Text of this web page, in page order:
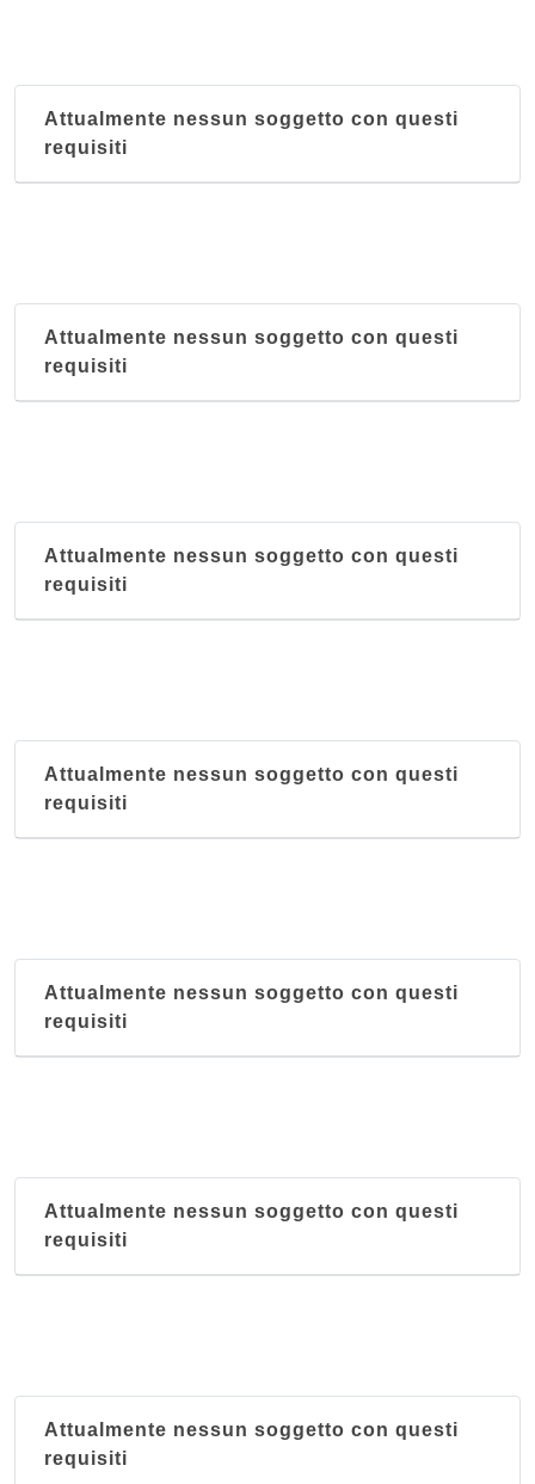
Attualmente nessun soggetto con questi
requisiti
Attualmente nessun soggetto con questi
requisiti
Attualmente nessun soggetto con questi
requisiti
Attualmente nessun soggetto con questi
requisiti
Attualmente nessun soggetto con questi
requisiti
Attualmente nessun soggetto con questi
requisiti
Attualmente nessun soggetto con questi
requisiti